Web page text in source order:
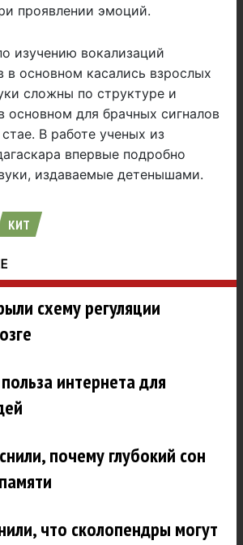
проявлении эмоций.
изучению вокализаций
в основном касались взрослых
сложны по структуре и
основном для брачных сигналов
В работе ученых из
впервые подробно
издаваемые детенышами.
КИТ
схему регуляции
интернета для
почему глубокий сон
что сколопендры могут